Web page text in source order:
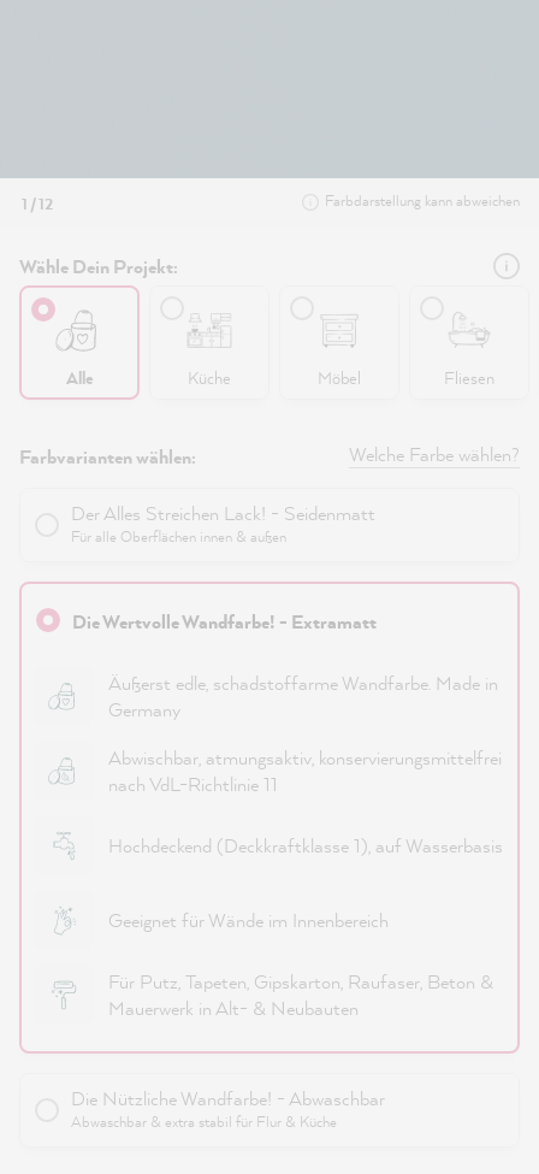
1 / 12 Farbdarstellung kann abweichen
Wähle Dein Projekt:
Alle Küche Möbel Fliesen
Farbvarianten wählen: Welche Farbe wählen?
Der Alles Streichen Lack! - Seidenmatt
Für alle Oberflächen innen & außen
Die Wertvolle Wandfarbe! - Extramatt
Äußerst edle, schadstoffarme Wandfarbe. Made in
Germany
Abwischbar, atmungsaktiv, konservierungsmittelfrei
nach VdL-Richtlinie 11
Hochdeckend (Deckkraftklasse 1), auf Wasserbasis
Geeignet für Wände im Innenbereich
Für Putz, Tapeten, Gipskarton, Raufaser, Beton &
Mauerwerk in Alt- & Neubauten
Die Nützliche Wandfarbe! - Abwaschbar
Abwaschbar & extra stabil für Flur & Küche